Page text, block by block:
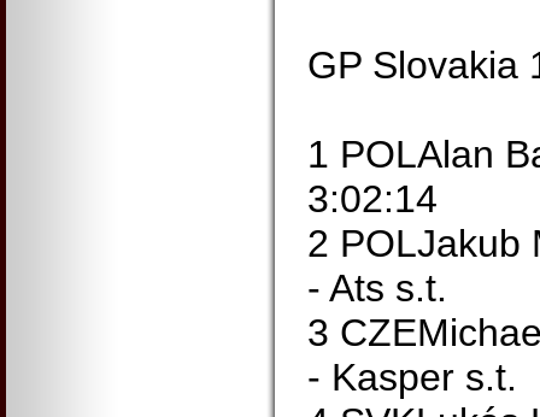
GP Slovakia
1 POLAlan
3:02:14
2 POLJakub
- Ats s.t.
3
- Kasper s.t.